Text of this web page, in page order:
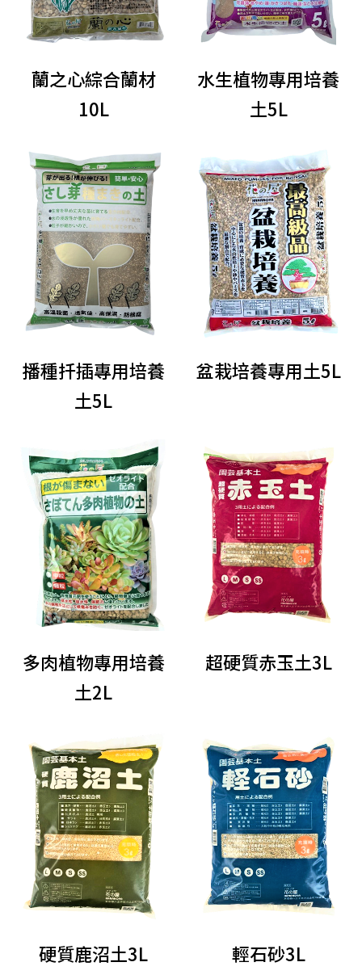
蘭之心綜合蘭材
10L
水生植物專用培養
土5L
播種扦插專用培養
土5L
盆栽培養專用土5L
多肉植物專用培養
土2L
超硬質赤玉土3L
硬質鹿沼土3L 輕石砂3L